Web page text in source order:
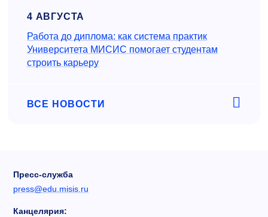
4 АВГУСТА
Работа до диплома: как система практик
Университета МИСИС помогает студентам
строить карьеру
ВСЕ НОВОСТИ
Пресс-служба
press@edu.misis.ru
Канцелярия: